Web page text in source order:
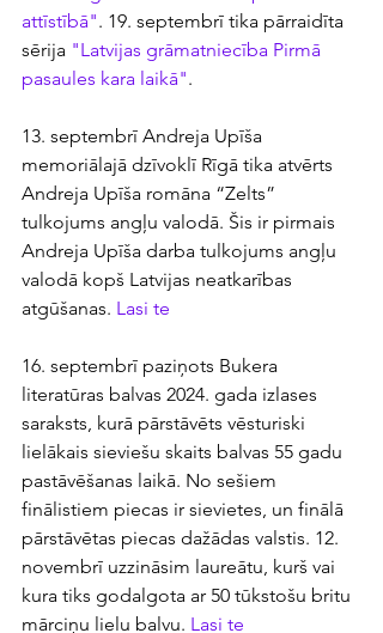
attīstībā". 19. septembrī tika pārraidīta
sērija "Latvijas grāmatniecība Pirmā
pasaules kara laikā".
13. septembrī Andreja Upīša
memoriālajā dzīvoklī Rīgā tika atvērts
Andreja Upīša romāna “Zelts”
tulkojums angļu valodā. Šis ir pirmais
Andreja Upīša darba tulkojums angļu
valodā kopš Latvijas neatkarības
atgūšanas. Lasi te
16. septembrī paziņots Bukera
literatūras balvas 2024. gada izlases
saraksts, kurā pārstāvēts vēsturiski
lielākais sieviešu skaits balvas 55 gadu
pastāvēšanas laikā. No sešiem
finālistiem piecas ir sievietes, un finālā
pārstāvētas piecas dažādas valstis. 12.
novembrī uzzināsim laureātu, kurš vai
kura tiks godalgota ar 50 tūkstošu britu
mārciņu lielu balvu. Lasi te